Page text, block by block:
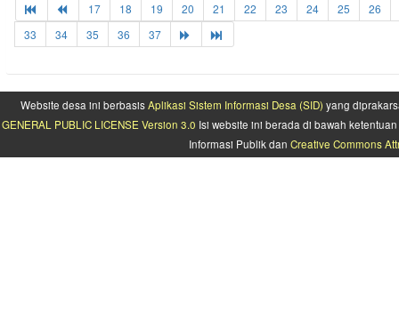
17 18 19 20 21 22 23 24 25
26
33
34 35 36 37
Website desa ini berbasisAplikasi Sistem Informasi Desa (SID) yang
GENERAL PUBLIC LICENSE Version 3.0 Isi website ini berada di bawah
Informasi Publik dan Creative Commons